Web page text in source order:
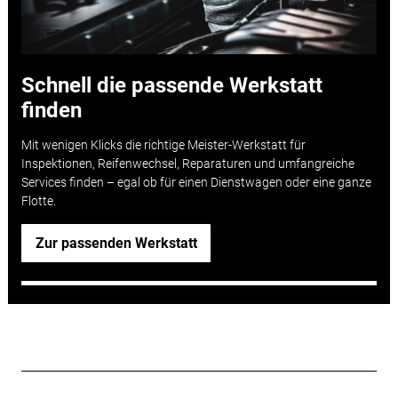
Schnell die passende Werkstatt
finden
Mit wenigen Klicks die richtige Meister-Werkstatt für
Inspektionen, Reifenwechsel, Reparaturen und umfangreiche
Services finden – egal ob für einen Dienstwagen oder eine ganze
Flotte.
Zur passenden Werkstatt